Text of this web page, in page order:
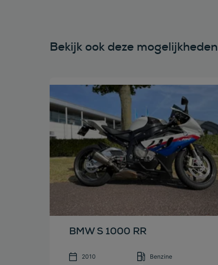
Bekijk ook deze
Bekijk deze auto
BMW S 1000 RR
2010
Benzine